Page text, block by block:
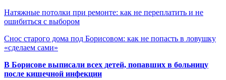
Натяжные потолки при ремонте: как не переплатить и не
ошибиться с выбором
Снос старого дома под Борисовом: как не попасть в ловушку
«сделаем сами»
В Борисове выписали всех детей, попавших в больницу
после кишечной инфекции